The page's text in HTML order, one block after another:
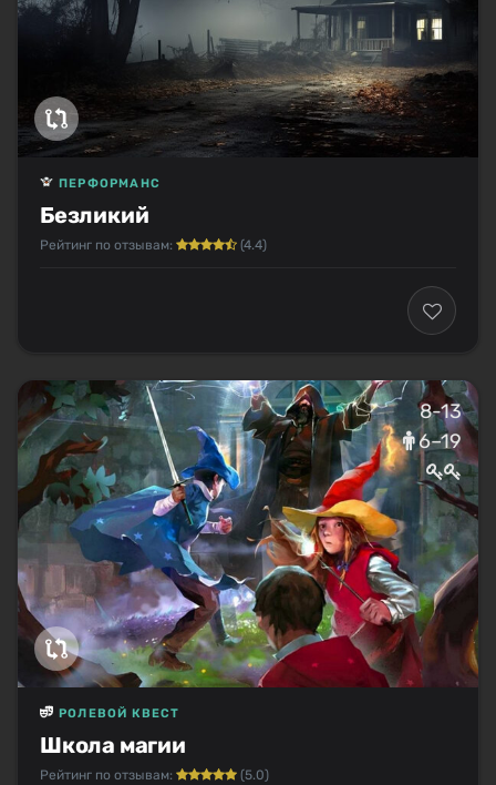
Безликий
ПЕРФОРМАНС
Рейтинг по отзывам: (4.4)
8-13
6–19
Школа магии
РОЛЕВОЙ КВЕСТ
Рейтинг по отзывам: (5.0)